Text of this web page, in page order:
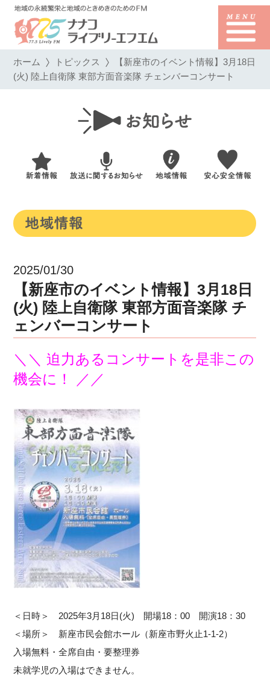
ホーム トピックス 【新座市のイベント情報】3月18日
(火) 陸上自衛隊 東部方面音楽隊 チェンバーコンサート
2025/01/30
【新座市のイベント情報】3月18日
(火) 陸上自衛隊 東部方面音楽隊 チ
ェンバーコンサート
＼＼ 迫力あるコンサートを是非この
機会に！ ／／
＜日時＞ 2025年3月18日(火) 開場18：00 開演18：30
＜場所＞ 新座市民会館ホール（新座市野火止1-1-2）
入場無料・全席自由・要整理券
未就学児の入場はできません。